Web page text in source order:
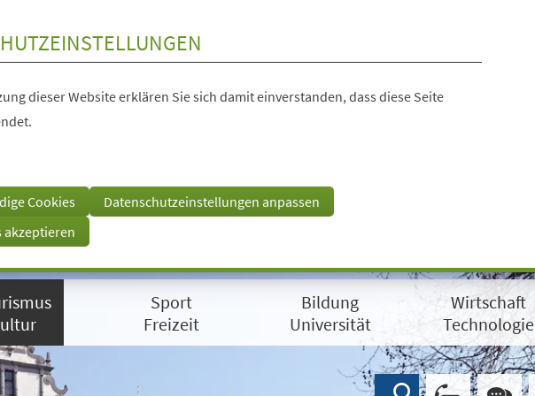
dieser Website erklären Sie sich damit einverstanden, dass diese Seite
Cookies
Datenschutzeinstellungen anpassen
akzeptieren
Sport
Freizeit
Bildung
Universität
Wirtschaft
Technologie